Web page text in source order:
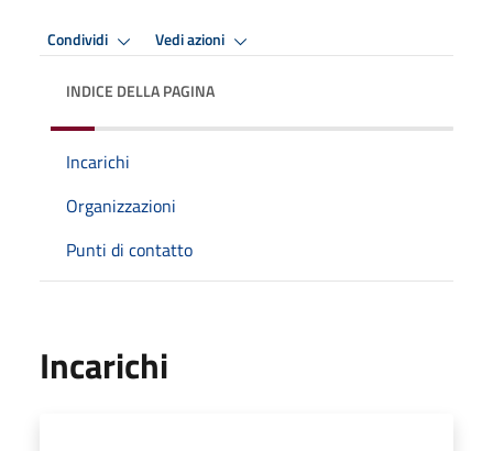
Condividi Vedi azioni
INDICE DELLA PAGINA
Incarichi
Organizzazioni
Punti di contatto
Incarichi